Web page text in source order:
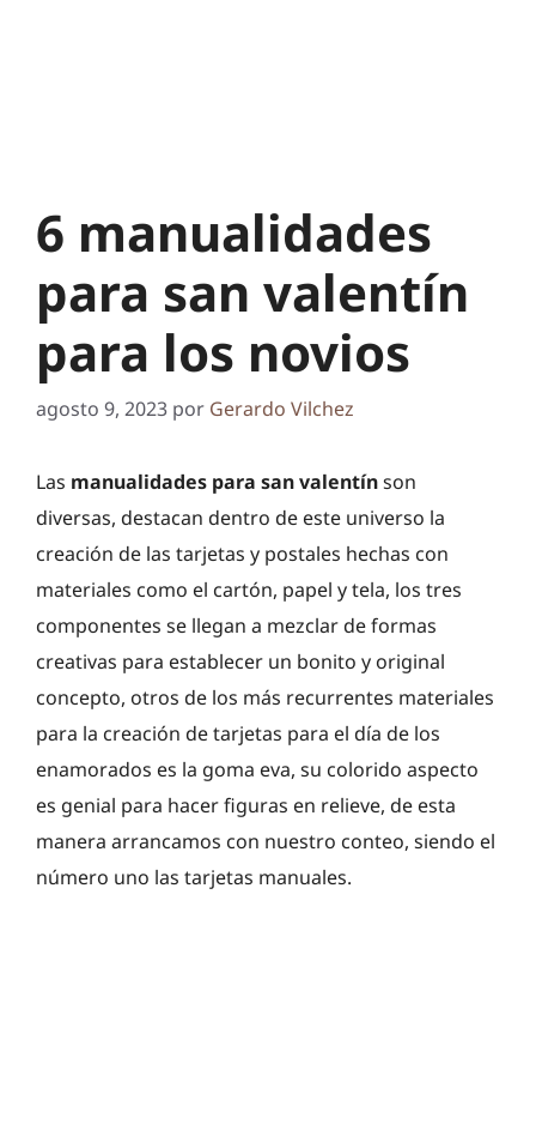
6 manualidades
para san valentín
para los novios
agosto 9, 2023 por Gerardo Vilchez
Las manualidades para san valentínson
diversas, destacan dentro de este universo la
creación de las tarjetas y postales hechas con
materiales como el cartón, papel y tela, los tres
componentes se llegan a mezclar de formas
creativas para establecer un bonito y original
concepto, otros de los más recurrentes materiales
para la creación de tarjetas para el día de los
enamorados es la goma eva, su colorido aspecto
es genial para hacer figuras en relieve, de esta
manera arrancamos con nuestro conteo, siendo el
número uno las tarjetas manuales.